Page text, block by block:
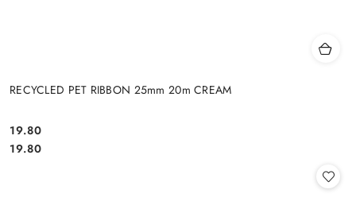
RECYCLED PET RIBBON 25mm 20m CREAM
Cena:
19.80
Cena:
19.80